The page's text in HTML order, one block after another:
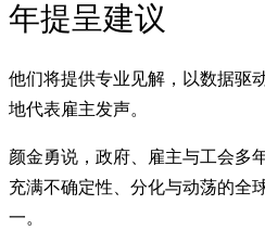
年提呈建议
他们将提供专业见解，以数据驱
地代表雇主发声。
颜金勇说，政府、雇主与工会多
充满不确定性、分化与动荡的全
一。